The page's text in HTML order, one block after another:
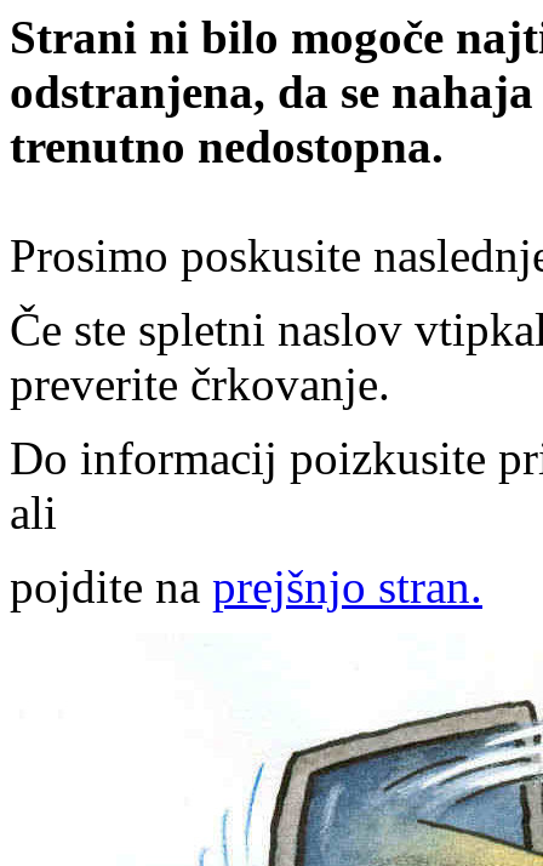
Strani ni bilo mogoče
odstranjena, da se
trenutno nedostopna.
Prosimo poskusite
Če ste spletni naslov
preverite črkovanje.
Do informacij poizkusite
ali
pojdite na prejšnjo stran.